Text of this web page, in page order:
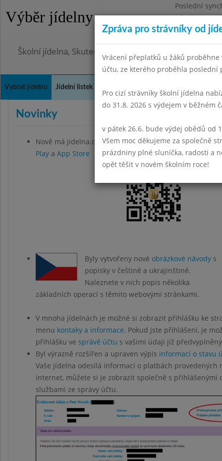
Výběr jídelny
Poslední
Pátek
Omezení
Školní jídelna, Skuteč, okres Chrudim
Vybrat jídelnu Jídelní lístek
Novinky
Nově má jidelna.cz jak Android tak iOS aplikaci. Ke
Play a App Store
Byly vytvořeny nové obrázkové návodys
popisky v češtině a ukrajinštině.
Naleznete v nich popis několika
základních operací s těmito webovými stránkami.
V mnoha jídelnách je možné si zobrazit přihlášku ke
menu kontaky a informace. Pokud jste přihlášeni, je
přihlášku ve správě účtu s vašimi údaji již
Byl výrazně rozšířen a upraven výpis informací o stavu
Vaše jídelna odesílá informací o platbách provedených
internet, můžete si je zobrazit společně s přihlášenými
službami ze správy účtu.
Zpráva pro strávníky od
Vrácení přeplatků u žáků
účtu, ze kterého proběhla
Pro cizí strávníky školní jídelna
do 31.8. 2026 s výdejem v běžném
v pátek 26.6. bude výdej obědů od
Všem moc děkujeme za společně
prázdniny plné sluníčka, radosti a
opět těšit v novém školním roce!